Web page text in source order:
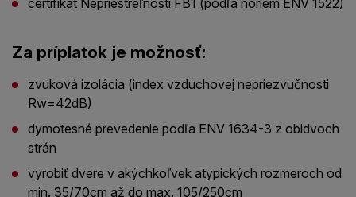
Za príplatok je možnosť:
zvuková izolácia (index vzduchovej nepriezvučnosti
Rw=42dB)
dymotesné prevedenie podľa ENV 1634-3 z obidvoch
strán
vyrobiť dvere v akýchkoľvek atypických rozmeroch od
min. 35/70cm až do max. 105/250cm